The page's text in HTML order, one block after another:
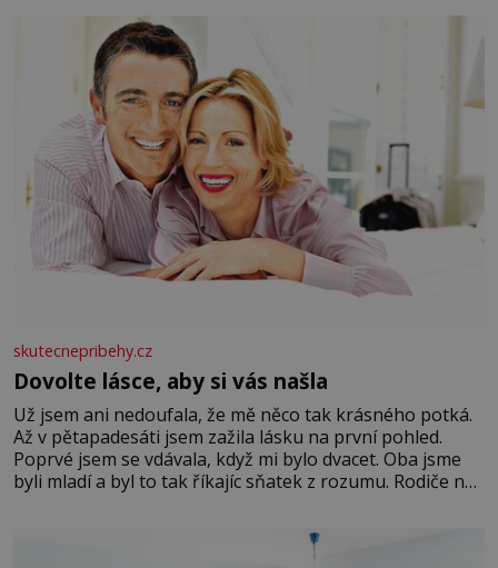
se na koloběžce a den zakončit poznáváním památek ve
Velkých Losinách nebo v termálním
skutecnepribehy.cz
Dovolte lásce, aby si vás našla
Už jsem ani nedoufala, že mě něco tak krásného potká.
Až v pětapadesáti jsem zažila lásku na první pohled.
Poprvé jsem se vdávala, když mi bylo dvacet. Oba jsme
byli mladí a byl to tak říkajíc sňatek z rozumu. Rodiče nás